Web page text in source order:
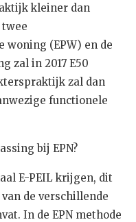
kleiner dan
twee
woning (EPW) en de
zal in 2017 E50
zal dan
functionele
bij EPN?
E-PEIL krijgen, dit
de verschillende
In de EPN methode